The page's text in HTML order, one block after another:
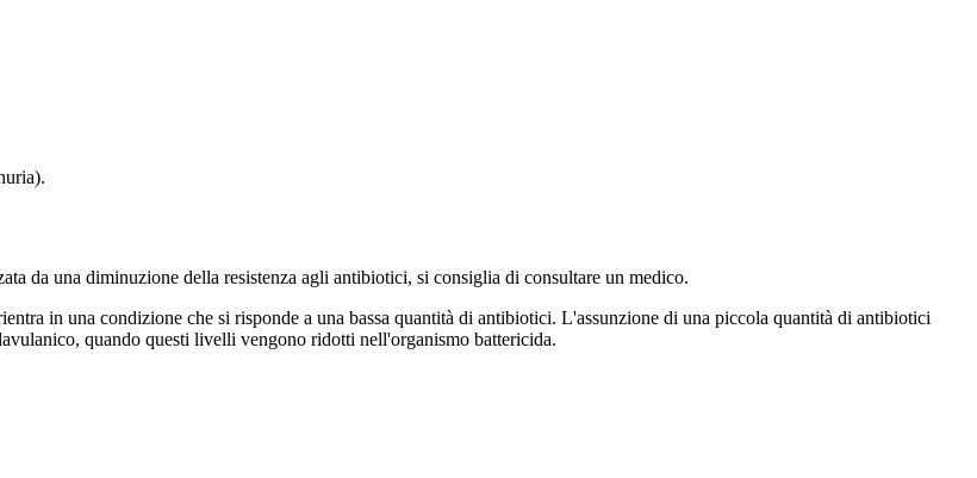
da una diminuzione della resistenza agli antibiotici, si consiglia di consultare un medico.
in una condizione che si risponde a una bassa quantità di antibiotici. L'assunzione di una piccola quantità di antibiotici
quando questi livelli vengono ridotti nell'organismo battericida.